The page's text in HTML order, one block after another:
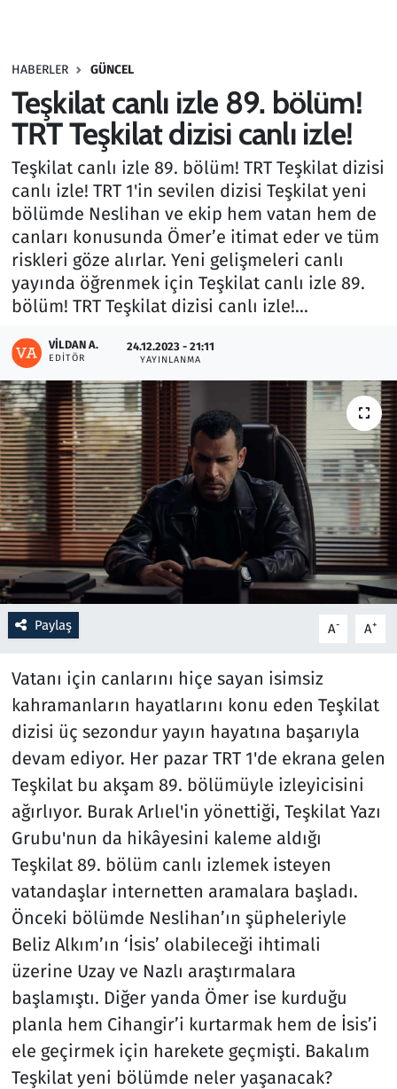
HABERLER GÜNCEL
Teşkilat canlı izle 89. bölüm!
TRT Teşkilat dizisi canlı izle!
Teşkilat canlı izle 89. bölüm! TRT Teşkilat dizisi
canlı izle! TRT 1'in sevilen dizisi Teşkilat yeni
bölümde Neslihan ve ekip hem vatan hem de
canları konusunda Ömer’e itimat eder ve tüm
riskleri göze alırlar. Yeni gelişmeleri canlı
yayında öğrenmek için Teşkilat canlı izle 89.
bölüm! TRT Teşkilat dizisi canlı izle!...
VILDAN A.
EDITÖR
24.12.2023 - 21:11
YAYINLANMA
Paylaş A- A+
Vatanı için canlarını hiçe sayan isimsiz
kahramanların hayatlarını konu eden Teşkilat
dizisi üç sezondur yayın hayatına başarıyla
devam ediyor. Her pazar TRT 1'de ekrana gelen
Teşkilat bu akşam 89. bölümüyle izleyicisini
ağırlıyor. Burak Arlıel'in yönettiği, Teşkilat Yazı
Grubu'nun da hikâyesini kaleme aldığı
Teşkilat 89. bölüm canlı izlemek isteyen
vatandaşlar internetten aramalara başladı.
Önceki bölümde Neslihan’ın şüpheleriyle
Beliz Alkım’ın ‘İsis’ olabileceği ihtimali
üzerine Uzay ve Nazlı araştırmalara
başlamıştı. Diğer yanda Ömer ise kurduğu
planla hem Cihangir’i kurtarmak hem de İsis’i
ele geçirmek için harekete geçmişti. Bakalım
Teşkilat yeni bölümde neler yaşanacak?
Haber
Kültür Sanat
Kurumsal Haberler
Lezzet Durağı
Memur ve Kamu
Otomobil
Oyun
Ramazan
Resmi İlanlar
Rüya Tabirleri
Sağlık
Savunma Sanayi
Seçim 2023
Teknoloji ve Bilim
Televizyon